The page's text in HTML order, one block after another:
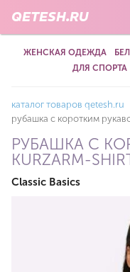
QETESH.RU
ЖЕНСКАЯ ОДЕЖДА
ДЛЯ СПОРТА
каталог товаров qetesh.ru
рубашка с коротким
РУБАШКА С
KURZARM-
Classic Basics